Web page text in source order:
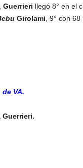
Guerrieri llegó 8° en el
Girolami , 9° con
VA.
Guerrieri.